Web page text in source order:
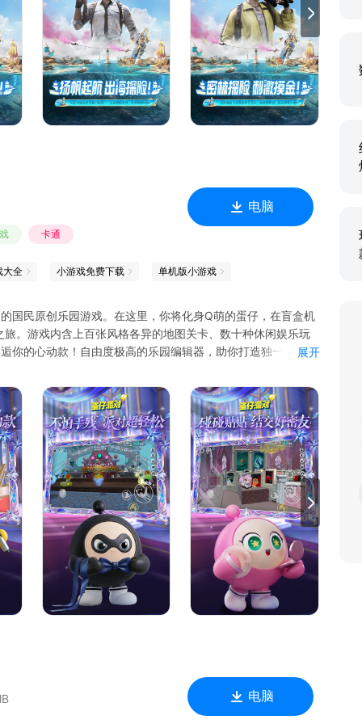
卡通
电脑
大全 小游戏免费下载 单机版小游戏
国民原创乐园游戏。在这里，你将化身Q萌的蛋仔，在盲盒机
。游戏内含上百张风格各异的地图关卡、数十种休闲娱乐玩
你的心动款！自由度极高的乐园编辑器，助你打造独一无二的
展开
电脑